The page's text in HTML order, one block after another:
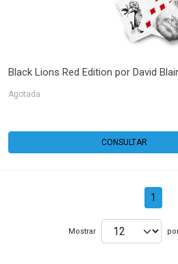
Black Lions Red Edition por David
Agotada
CONSULTAR
1
Mostrar